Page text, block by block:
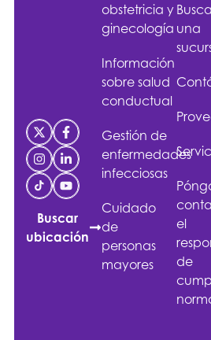
Buscar
ubicación
obstetricia y
ginecología
Información
sobre salud
conductual
Gestión de
enfermedades
infecciosas
Cuidado
de
personas
mayores
una
el
de